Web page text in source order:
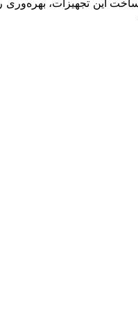
این تجهیزات، بهره‌وری